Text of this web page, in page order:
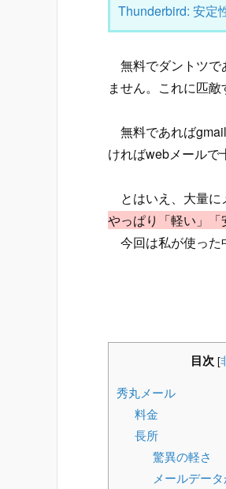
Thunderbird: 安定
無料でダントツで
ません。これに匹
無料であれば
ければwebメールで
とはいえ、大量に
やっぱり「軽い」「
今回は私が使った
目次 [
秀丸メール
料金
長所
驚異の軽さ
メールデー